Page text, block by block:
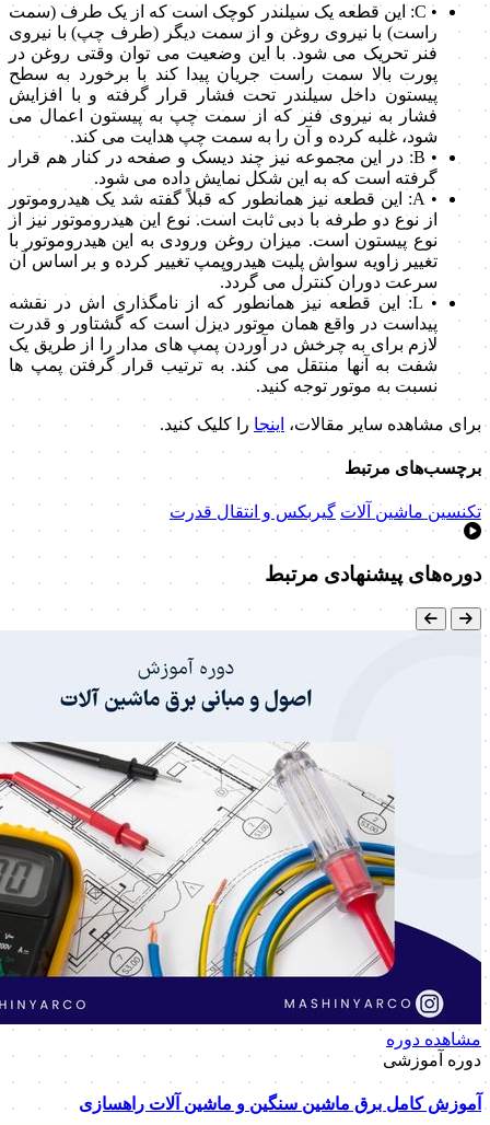
• C: این قطعه یک سیلندر کوچک است که از یک طرف (سمت
راست) با نیروی روغن و از سمت دیگر (طرف چپ) با نیروی
فنر تحریک می شود. با این وضعیت می توان وقتی روغن در
پورت بالا سمت راست جریان پیدا کند با برخورد به سطح
پیستون داخل سیلندر تحت فشار قرار گرفته و با افزایش
فشار به نیروی فنر که از سمت چپ به پیستون اعمال می
شود، غلبه کرده و آن را به سمت چپ هدایت می کند.
• B: در این مجموعه نیز چند دیسک و صفحه در کنار هم قرار
گرفته است که به این شکل نمایش داده می شود.
• A: این قطعه نیز همانطور که قبلاً گفته شد یک هیدروموتور
از نوع دو طرفه با دبی ثابت است. نوع این هیدروموتور نیز از
نوع پیستون است. میزان روغن ورودی به این هیدروموتور با
تغییر زاویه سواش پلیت هیدروپمپ تغییر کرده و بر اساس آن
سرعت دوران کنترل می گردد.
• L: این قطعه نیز همانطور که از نامگذاری اش در نقشه
پیداست در واقع همان موتور دیزل است که گشتاور و قدرت
لازم برای به چرخش در آوردن پمپ های مدار را از طریق یک
شفت به آنها منتقل می کند. به ترتیب قرار گرفتن پمپ ها
نسبت به موتور توجه کنید.
برای مشاهده سایر مقالات، اینجا را کلیک کنید.
برچسب‌های مرتبط
تکنسین ماشین آلات گیربکس و انتقال قدرت
دوره‌های پیشنهادی مرتبط
مشاهده دوره
دوره آموزشی
آموزش کامل برق ماشین سنگین و ماشین آلات راهسازی